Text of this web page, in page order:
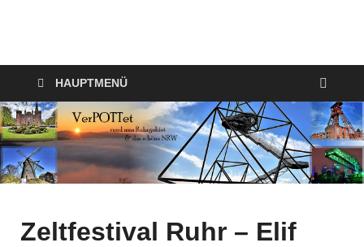
VerPOTTet
HAUPTMENÜ
Zeltfestival Ruhr – Elif